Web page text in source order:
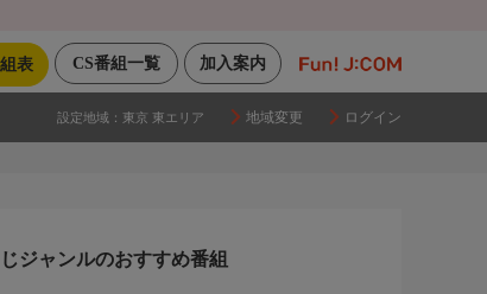
加入案内
CS番組一覧
表
設定地域： 東京 東エリア 地域変更 ログイン
ジャンルのおすすめ番組